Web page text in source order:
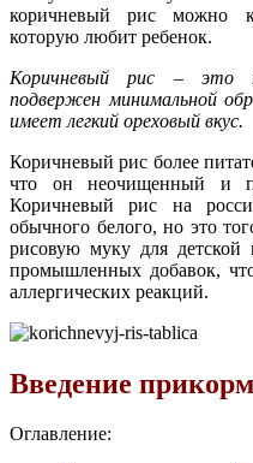
коричневый рис можно
которую любит ребенок.
Коричневый рис – это
подвержен минимальной
имеет легкий ореховый вкус.
Коричневый рис более
что он неочищенный и
Коричневый рис на
обычного белого, но это
рисовую муку для
промышленных добавок,
аллергических реакций.
Введение
Оглавление: